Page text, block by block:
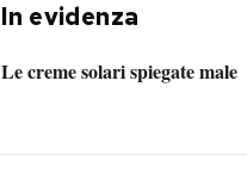
In evidenza
Le creme solari spiegate male